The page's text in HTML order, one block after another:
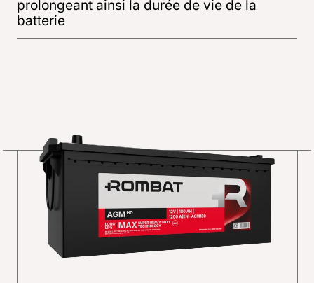
prolongeant ainsi la durée de vie de la
batterie